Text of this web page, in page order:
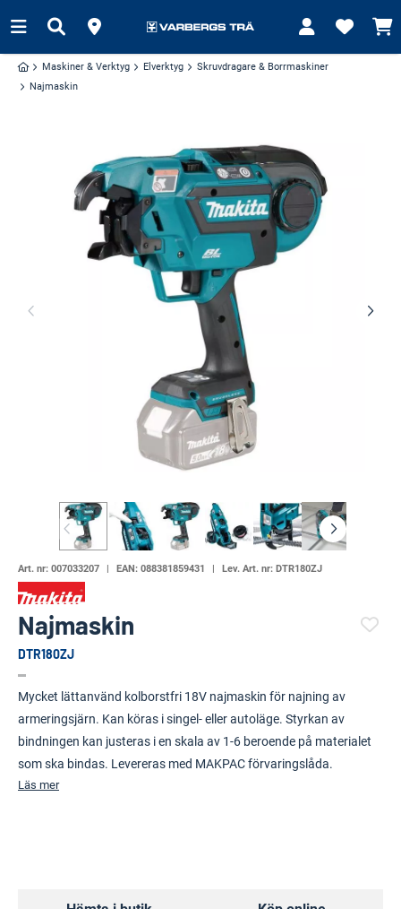
Maskiner & Verktyg Elverktyg
Skruvdragare & Borrmaskiner
Najmaskin
Art. nr: 007033207 EAN: 088381859431 Lev. Art. nr: DTR180ZJ
Najmaskin
DTR180ZJ
Mycket lättanvänd kolborstfri 18V najmaskin för najning av
armeringsjärn. Kan köras i singel- eller autoläge. Styrkan av
bindningen kan justeras i en skala av 1-6 beroende på materialet
som ska bindas. Levereras med MAKPAC förvaringslåda.
Läs mer